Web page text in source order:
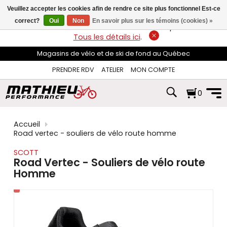
flèches
haut
et
pour
sélectionner
disponible.
Appuyez
pour
accéder
résultat
de
recherche
sélectionné.
tactiles
peuvent
LIVRAISON GRATUITEsur les commandes de plus de 74$*.
Tous les détails ici.
Magasins de vélo et de ski de fond au Québec
PRENDRE RDV
ATELIER MON COMPTE
0
Accueil
Road vertec - souliers de vélo route homme
SCOTT
Road Vertec - Souliers de vélo route
Homme
Veuillez accepter les cookies afin de rendre ce site plus fonctionnel Est-ce
correct?
Oui Non En savoir plus sur les témoins (cookies) »